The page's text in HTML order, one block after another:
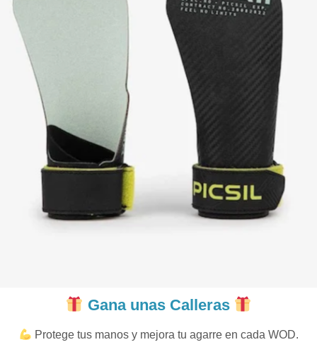
Gana unas Calleras
Protege tus manos y mejora tu agarre en cada WOD.